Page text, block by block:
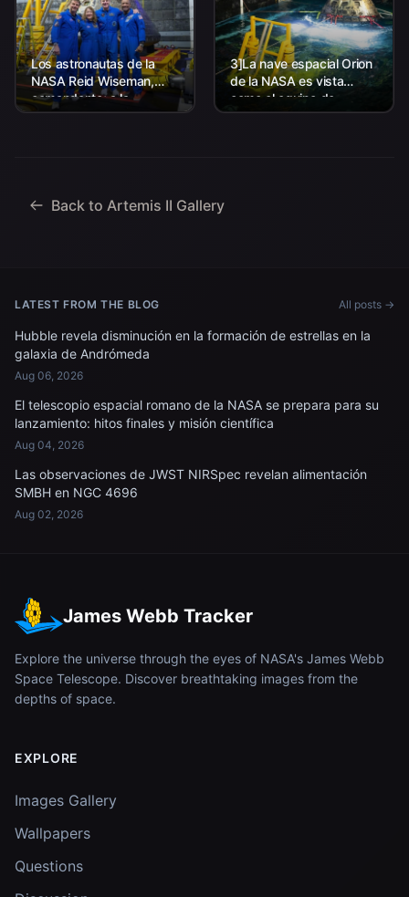
Los astronautas de la
NASA Reid Wiseman,
comandante; a la
izquierda, Christina Koch,
Hansen, especialista en
3]La nave espacial Orion
de la NASA es vista
como el equipo de
Aterrizaje y Recuperación
Back to Artemis II Gallery
LATEST FROM THE BLOG All posts →
Hubble revela disminución en la formación de estrellas en la
galaxia de Andrómeda
Aug 06, 2026
El telescopio espacial romano de la NASA se prepara para su
lanzamiento: hitos finales y misión científica
Aug 04, 2026
Las observaciones de JWST NIRSpec revelan alimentación
SMBH en NGC 4696
Aug 02, 2026
James Webb Tracker
Explore the universe through the eyes of NASA's James Webb
Space Telescope. Discover breathtaking images from the
depths of space.
EXPLORE
Images Gallery
Wallpapers
Questions